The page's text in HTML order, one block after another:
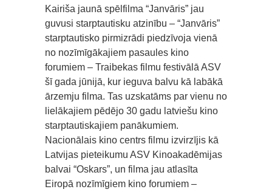
Kairiša jaunā spēlfilma “Janvāris” jau
guvusi starptautisku atzinību – “Janvāris”
starptautisko pirmizrādi piedzīvoja vienā
no nozīmīgākajiem pasaules kino
forumiem – Traibekas filmu festivālā ASV
šī gada jūnijā, kur ieguva balvu kā labākā
ārzemju filma. Tas uzskatāms par vienu no
lielākajiem pēdējo 30 gadu latviešu kino
starptautiskajiem panākumiem.
Nacionālais kino centrs filmu izvirzījis kā
Latvijas pieteikumu ASV Kinoakadēmijas
balvai “Oskars”, un filma jau atlasīta
Eiropā nozīmīgiem kino forumiem –